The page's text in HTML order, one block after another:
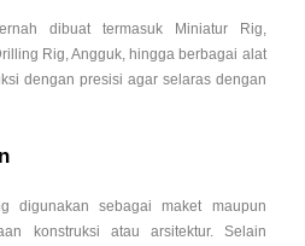
dibuat termasuk Miniatur Rig,
Rig, Angguk, hingga berbagai alat
dengan presisi agar selaras dengan
digunakan sebagai maket maupun
konstruksi atau arsitektur. Selain